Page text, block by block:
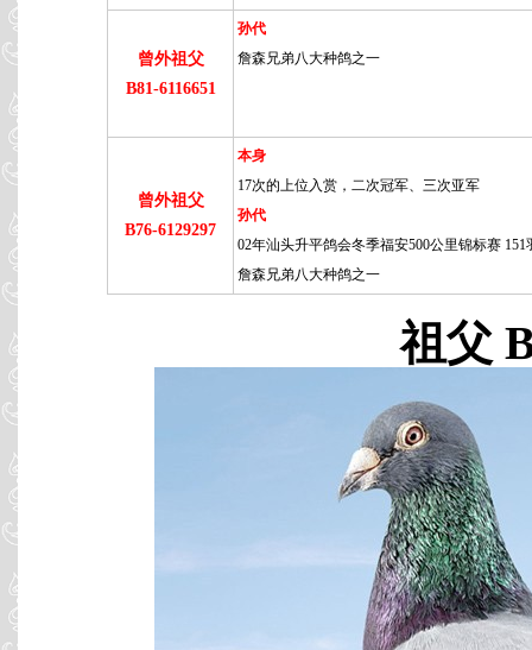
曾外祖父
B81-6116651
孙代
詹森兄弟八大种鸽之一
曾外祖父
B76-6129297
本身
17次的上位入赏，二次冠军、三次亚军
孙代
02年汕头升平鸽会冬季福安500公里锦标赛 151
詹森兄弟八大种鸽之一
祖父